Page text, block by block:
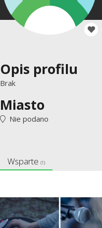
Opis profilu
Brak
Miasto
Nie podano
Wsparte (1)